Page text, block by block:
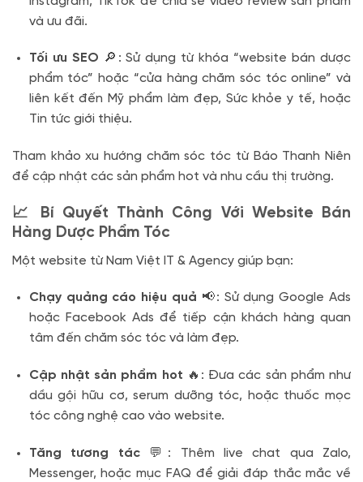
và ưu đãi.
Tối ưu SEO 🔎: Sử dụng từ khóa “website bán dược
phẩm tóc” hoặc “cửa hàng chăm sóc tóc online” và
liên kết đến Mỹ phẩm làm đẹp, Sức khỏe y tế, hoặc
Tin tức giới thiệu.
Tham khảo xu hướng chăm sóc tóc từ Báo Thanh Niên
để cập nhật các sản phẩm hot và nhu cầu thị trường.
📈 Bí Quyết Thành Công Với Website Bán
Hàng Dược Phẩm Tóc
Một website từ Nam Việt IT & Agency giúp bạn:
Chạy quảng cáo hiệu quả 📢: Sử dụng Google Ads
hoặc Facebook Ads để tiếp cận khách hàng quan
tâm đến chăm sóc tóc và làm đẹp.
Cập nhật sản phẩm hot 🔥: Đưa các sản phẩm như
dầu gội hữu cơ, serum dưỡng tóc, hoặc thuốc mọc
tóc công nghệ cao vào website.
Tăng tương tác💬: Thêm live chat qua Zalo,
Messenger, hoặc mục FAQ để giải đáp thắc mắc về